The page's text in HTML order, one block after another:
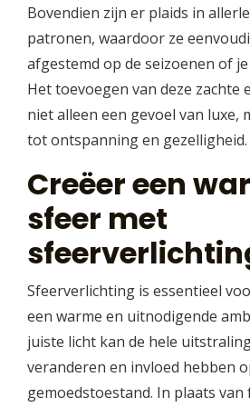
Bovendien zijn er plaids in
patronen, waardoor ze
afgestemd op de seizoenen of
Het toevoegen van deze zachte
niet alleen een gevoel van luxe,
tot ontspanning en gezelligheid.
Creëer een
sfeer met
Sfeerverlichting is essentieel
een warme en uitnodigende
juiste licht kan de hele
veranderen en invloed hebben
gemoedstoestand. In plaats van